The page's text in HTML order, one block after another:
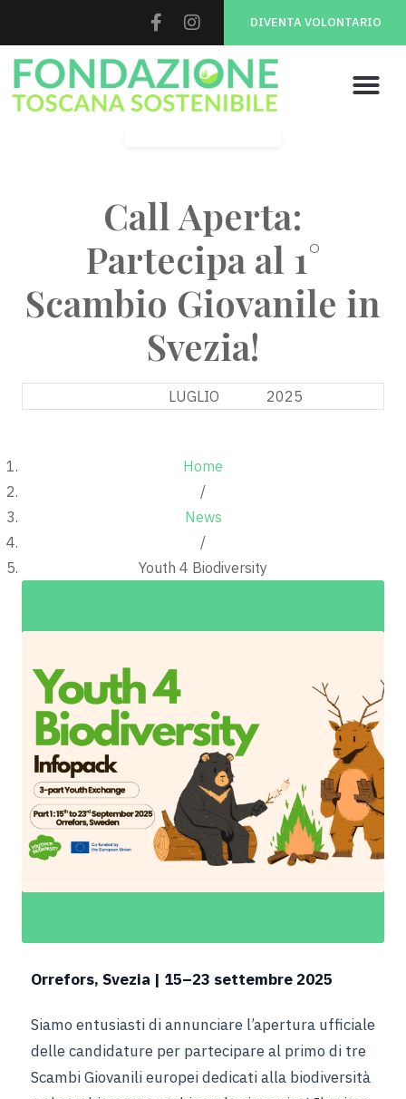
DIVENTA VOLONTARIO
Call Aperta:
Partecipa al 1°
Scambio Giovanile in
Svezia!
LUGLIO 2025
Home
/
News
/
Youth 4 Biodiversity
Orrefors, Svezia | 15–23 settembre 2025
Siamo entusiasti di annunciare l’apertura ufficiale
delle candidature per partecipare al primo di tre
Scambi Giovanili europei dedicati alla biodiversità